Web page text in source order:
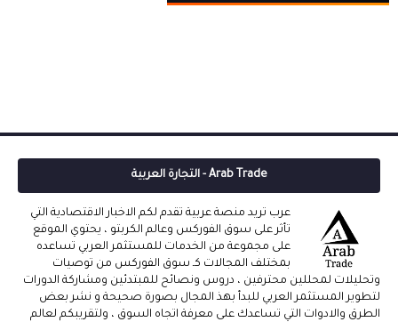
Arab Trade - التجارة العربية
عرب تريد منصة عربية تقدم لكم الاخبار الاقتصادية التي
تأثر على سوق الفوركس وعالم الكربتو ، يحتوي الموقع
على مجموعة من الخدمات للمستثمر العربي تساعده
بمختلف المجالات كـ سوق الفوركس من توصيات
وتحليلات لمحللين محترفين ، دروس ونصائح للمبتدئين ومشاركة الدورات
لتطوير المستثمر العربي للبدأ بهذ المجال بصورة صحيحة و نشر بعض
الطرق والادوات التي تساعدك على معرفة اتجاه السوق ، ولتقريبكم لعالم